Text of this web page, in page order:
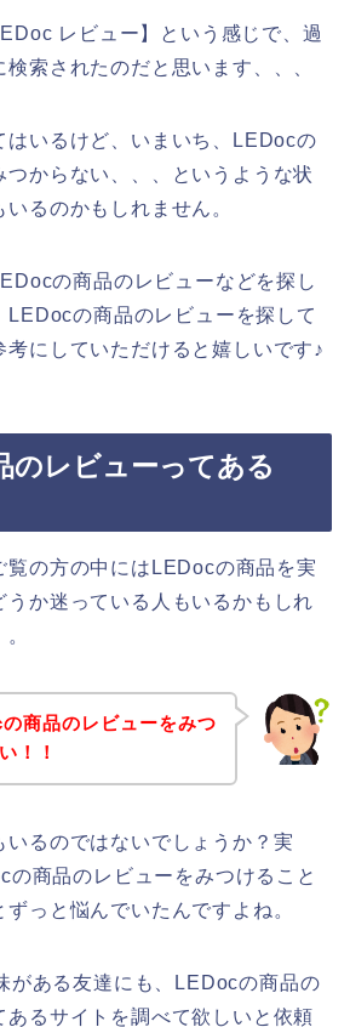
レビュー】という感じで、過
索されたのだと思います、、、
はいるけど、いまいち、LEDocの
つからない、、、というような状
るのかもしれません。
の商品のレビューなどを探し
LEDocの商品のレビューを探して
考にしていただけると嬉しいです♪
のレビューってある
覧の方の中にはLEDocの商品を実
うか迷っている人もいるかもしれ
商品のレビューをみつ
！！
いるのではないでしょうか？実
の商品のレビューをみつけること
っと悩んでいたんですよね。
がある友達にも、LEDocの商品の
あるサイトを調べて欲しいと依頼